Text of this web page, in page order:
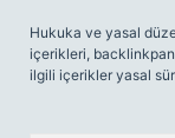
Hukuka ve yasal
içerikleri,
ilgili içerikler yasal